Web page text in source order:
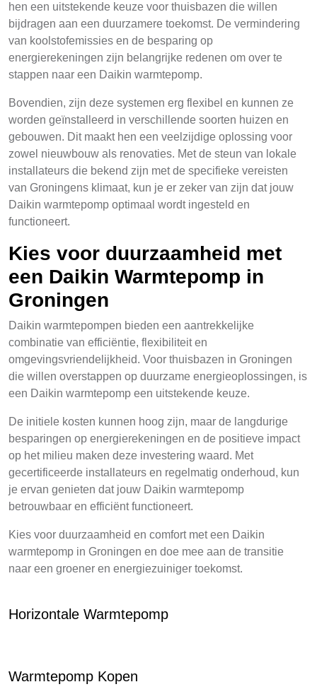
hen een uitstekende keuze voor thuisbazen die willen
bijdragen aan een duurzamere toekomst. De vermindering
van koolstofemissies en de besparing op
energierekeningen zijn belangrijke redenen om over te
stappen naar een Daikin warmtepomp.
Bovendien, zijn deze systemen erg flexibel en kunnen ze
worden geïnstalleerd in verschillende soorten huizen en
gebouwen. Dit maakt hen een veelzijdige oplossing voor
zowel nieuwbouw als renovaties. Met de steun van lokale
installateurs die bekend zijn met de specifieke vereisten
van Groningens klimaat, kun je er zeker van zijn dat jouw
Daikin warmtepomp optimaal wordt ingesteld en
functioneert.
Kies voor duurzaamheid met
een Daikin Warmtepomp in
Groningen
Daikin warmtepompen bieden een aantrekkelijke
combinatie van efficiëntie, flexibiliteit en
omgevingsvriendelijkheid. Voor thuisbazen in Groningen
die willen overstappen op duurzame energieoplossingen, is
een Daikin warmtepomp een uitstekende keuze.
De initiele kosten kunnen hoog zijn, maar de langdurige
besparingen op energierekeningen en de positieve impact
op het milieu maken deze investering waard. Met
gecertificeerde installateurs en regelmatig onderhoud, kun
je ervan genieten dat jouw Daikin warmtepomp
betrouwbaar en efficiënt functioneert.
Kies voor duurzaamheid en comfort met een Daikin
warmtepomp in Groningen en doe mee aan de transitie
naar een groener en energiezuiniger toekomst.
Horizontale Warmtepomp
Warmtepomp Kopen